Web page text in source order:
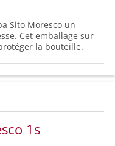
Sito Moresco un
Cet emballage sur
la bouteille.
1s